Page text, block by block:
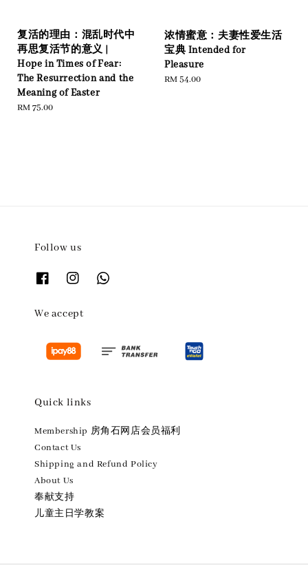
复活的理由：混乱时代中
再思复活节的意义 |
Hope in Times of Fear:
The Resurrection and the
Meaning of Easter
Regular
RM 75.00
浓情蜜意：夫妻性爱生活
宝典 Intended for
Pleasure
Regular
RM 54.00
Follow us
We accept
Quick links
Membership 房角石网店会员福利
Contact Us
Shipping and Refund Policy
About Us
奉献支持
儿童主日学教案